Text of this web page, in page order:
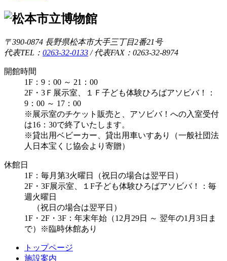
〒390-0874 長野県松本市大手三丁目2番21号
代表TEL： 0263-32-0133 /代表FAX：0263-32-8974
開館時間
1F：9：00 ～ 21：00
2F・3Ｆ展示室、１Ｆ子ども体験ひろばアソビバ！：
9：00 ～ 17：00
※展示室のチケット販売と、アソビバ！への入室受付
は16：30で終了いたします。
※貸出用ベビーカー、貸出用車いすあり（一般社団法
人日本宝くじ協会より寄贈）
休館日
1F：毎月第3火曜日（祝日の場合は翌平日）
2F・3F展示室、１F子ども体験ひろばアソビバ！：毎
週火曜日
（祝日の場合は翌平日）
1F・2F・3F：年末年始（12月29日 ～ 翌年の1月3日ま
で）※臨時休館あり
トップページ
施設案内